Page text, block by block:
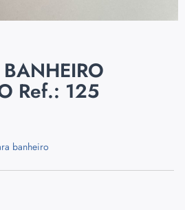
Ref.: 125
banheiro